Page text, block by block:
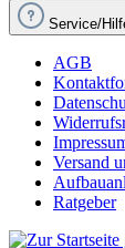
Service/
AGB
Versand
Ratgeber